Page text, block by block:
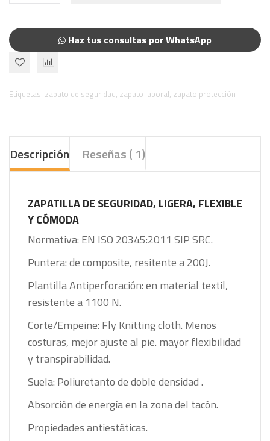
Haz tus consultas por WhatsApp
Etiquetas: zapato de seguridad, zapato laboral, zapato protección
Descripción Reseñas ( 1)
ZAPATILLA DE SEGURIDAD, LIGERA, FLEXIBLE
Y CÓMODA
Normativa: EN ISO 20345:2011 SIP SRC.
Puntera: de composite, resitente a 200J.
Plantilla Antiperforación: en material textil,
resistente a 1100 N.
Corte/Empeine: Fly Knitting cloth. Menos
costuras, mejor ajuste al pie. mayor flexibilidad
y transpirabilidad.
Suela: Poliuretanto de doble densidad .
Absorción de energía en la zona del tacón.
Propiedades antiestáticas.